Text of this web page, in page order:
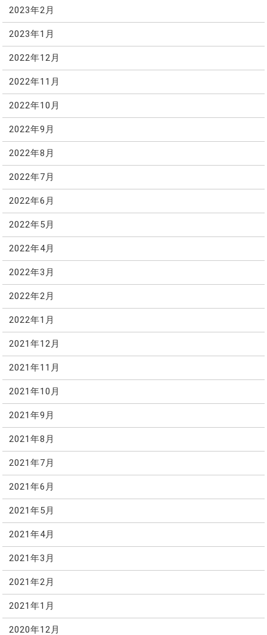
2023年2月
2023年1月
2022年12月
2022年11月
2022年10月
2022年9月
2022年8月
2022年7月
2022年6月
2022年5月
2022年4月
2022年3月
2022年2月
2022年1月
2021年12月
2021年11月
2021年10月
2021年9月
2021年8月
2021年7月
2021年6月
2021年5月
2021年4月
2021年3月
2021年2月
2021年1月
2020年12月